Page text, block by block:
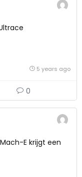
5 years ago
0
E krijgt een